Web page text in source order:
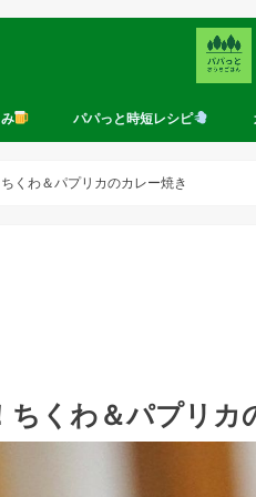
パパっと時短レシピ
くわ＆パプリカのカレー焼き
くわ＆パプリカ